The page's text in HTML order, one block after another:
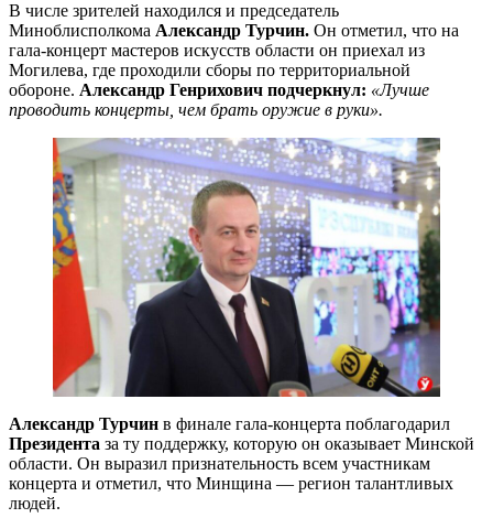
В числе зрителей находился и председатель
Миноблисполкома Александр Турчин. Он отметил, что на
гала-концерт мастеров искусств области он приехал из
Могилева, где проходили сборы по территориальной
обороне. Александр Генрихович подчеркнул: «Лучше
проводить концерты, чем брать оружие в руки».
Александр Турчин в финале гала-концерта поблагодарил
Президента за ту поддержку, которую он оказывает Минской
области. Он выразил признательность всем участникам
концерта и отметил, что Минщина — регион талантливых
людей.